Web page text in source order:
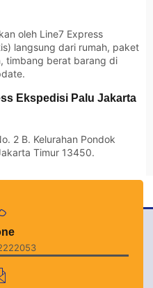
oleh Line7 Express
langsung dari rumah, paket
timbang berat barang di
Ekspedisi Palu Jakarta
2 B. Kelurahan Pondok
Timur 13450.